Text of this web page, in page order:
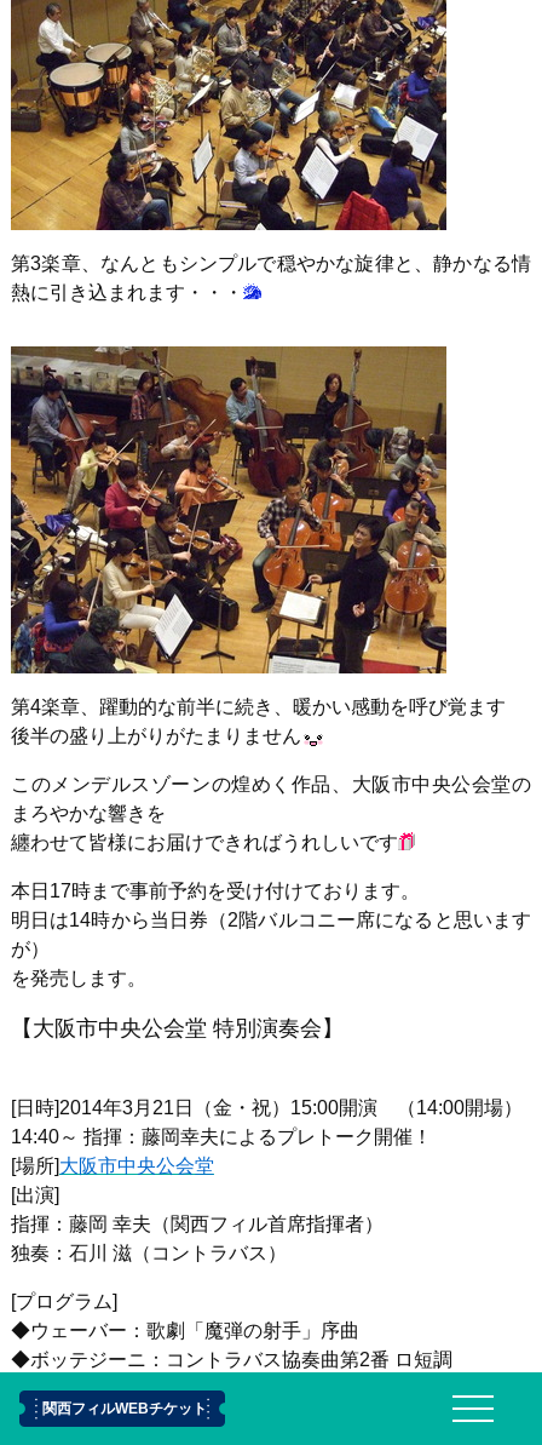
第3楽章、なんともシンプルで穏やかな旋律と、静かなる情
熱に引き込まれます・・・
第4楽章、躍動的な前半に続き、暖かい感動を呼び覚ます
後半の盛り上がりがたまりません
このメンデルスゾーンの煌めく作品、大阪市中央公会堂の
まろやかな響きを
纏わせて皆様にお届けできればうれしいです
本日17時まで事前予約を受け付けております。
明日は14時から当日券（2階バルコニー席になると思います
が）
を発売します。
【大阪市中央公会堂 特別演奏会】
[日時]2014年3月21日（金・祝）15:00開演 （14:00開場）
14:40～ 指揮：藤岡幸夫によるプレトーク開催！
[場所] 大阪市中央公会堂
[出演]
指揮：藤岡 幸夫（関西フィル首席指揮者）
独奏：石川 滋（コントラバス）
[プログラム]
◆ウェーバー：歌劇「魔弾の射手」序曲
◆ボッテジーニ：コントラバス協奏曲第2番 ロ短調
◆メンデルスゾーン：交響曲第3番 イ短調 作品56 「スコッ
トランド」
関西フィルWEBチケット